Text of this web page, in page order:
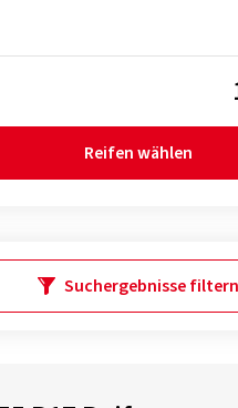
Reifen wählen
Suchergebnisse filtern